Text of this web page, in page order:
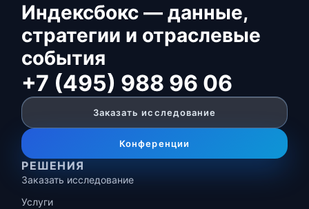
Индексбокс — данные,
стратегии и отраслевые
события
+7 (495) 988 96 06
Заказать исследование
Конференции
РЕШЕНИЯ
Заказать исследование
Услуги